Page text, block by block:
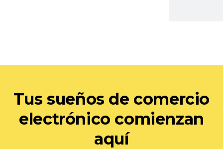
Tus sueños de comercio
electrónico comienzan
aquí